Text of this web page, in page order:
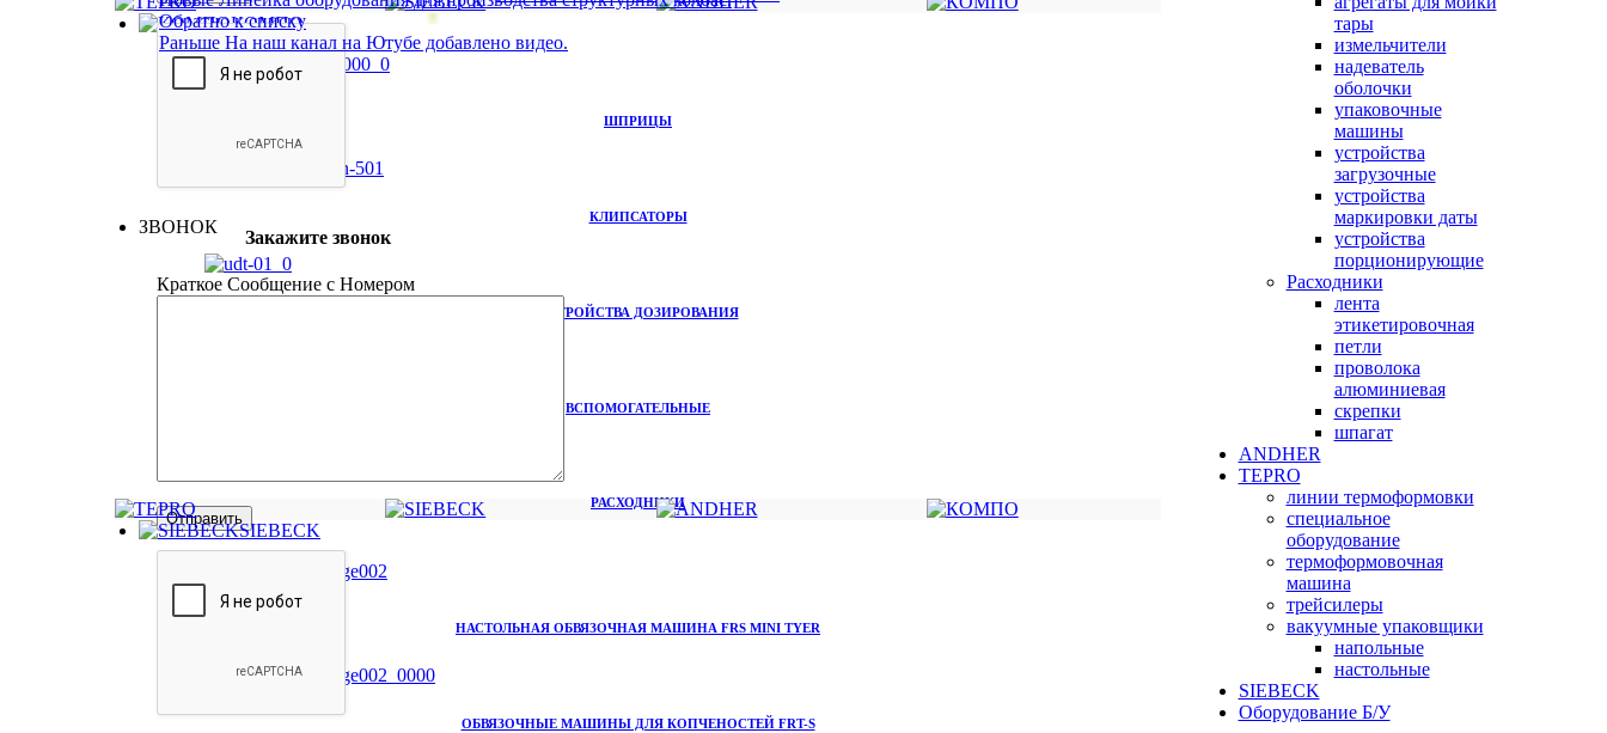
ЗВОНОК
Закажите звонок
Краткое Сообщение с Номером
КОМПО
ШПРИЦЫ
КЛИПСАТОРЫ
УСТРОЙСТВА ДОЗИРОВАНИЯ
ВСПОМОГАТЕЛЬНЫЕ
РАСХОДНИКИ
SIEBECK
НАСТОЛЬНАЯ ОБВЯЗОЧНАЯ МАШИНА FRS MINI TYER
ОБВЯЗОЧНЫЕ МАШИНЫ ДЛЯ КОПЧЕНОСТЕЙ FRT-S
Обратно к списку
Раньше На наш канал на Ютубе добавлено видео.
тары
измельчители
надеватель
оболочки
упаковочные
машины
устройства
загрузочные
устройства
маркировки даты
устройства
порционирующие
Расходники
лента
этикетировочная
петли
проволока
алюминиевая
скрепки
шпагат
ANDHER
TEPRO
линии термоформовки
специальное
оборудование
термоформовочная
машина
трейсилеры
вакуумные упаковщики
напольные
настольные
SIEBECK
Оборудование Б/У